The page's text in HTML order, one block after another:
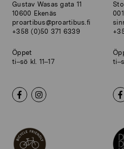
Gustav Wasas gata 11
10600 Ekenäs
proartibus@proartibus.fi
+358 (0)50 371 6339
Öppet
ti–sö kl. 11–17